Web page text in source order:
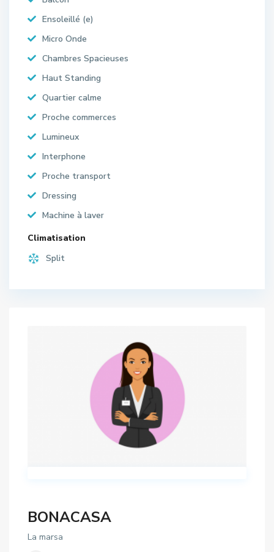
Ensoleillé (e)
Micro Onde
Chambres Spacieuses
Haut Standing
Quartier calme
Proche commerces
Lumineux
Interphone
Proche transport
Dressing
Machine à laver
Climatisation
Split
BONACASA
La marsa